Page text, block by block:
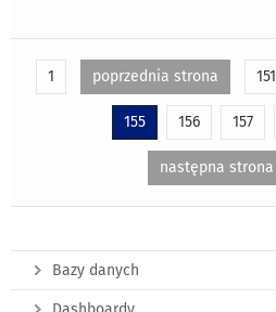
1 poprzednia strona 151
155 156 157
następna strona
Bazy danych